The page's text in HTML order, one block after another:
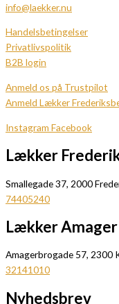
info@laekker.nu
Handelsbetingelser
Privatlivspolitik
B2B login
Anmeld os på Trustpilot
Anmeld Lækker
Instagram Facebook
Lækker
Smallegade 37, 2000
74405240
Lækker Amager
Amagerbrogade 57, 2300
32141010
Nyhedsbrev